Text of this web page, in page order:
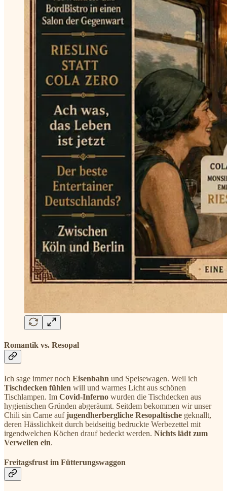
Romantik vs. Resopal
Ich sage immer noch Eisenbahn und Speisewagen. Weil ich
Tischdecken fühlen will und warmes Licht aus schönen
Tischlampen. Im Covid-Inferno wurden die Tischdecken aus
hygienischen Gründen abgeräumt. Seitdem bekommen wir unser
Chili sin Carne aufjugendherbergliche Resopaltische geknallt,
deren Hässlichkeit durch beidseitig bedruckte Werbezettel mit
irgendwelchen Köchen drauf bedeckt werden. Nichts lädt zum
Verweilen ein.
Freitagsfrust im Fütterungswaggon